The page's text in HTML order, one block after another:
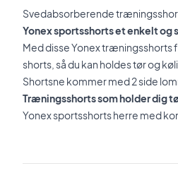
Svedabsorberende
Yonex sportsshorts et enkelt og
Med disse Yonex træningsshorts
shorts, så du kan holdes tør og
Shortsne kommer med 2 side
Træningsshorts som holder dig
Yonex sportsshorts herre med